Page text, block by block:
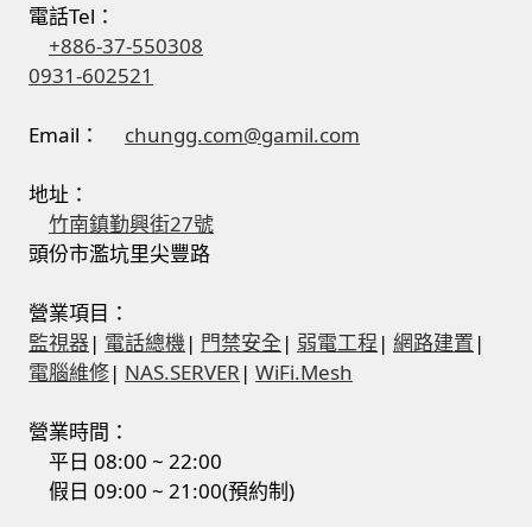
電話Tel：
+886-37-550308
0931-602521
Email： chungg.com@gamil.com
地址：
竹南鎮勤興街27號
頭份市濫坑里尖豐路
營業項目：
監視器| 電話總機 | 門禁安全 | 弱電工程 |網路建置 |
電腦維修| NAS.SERVER |WiFi.Mesh
營業時間：
平日 08:00 ~ 22:00
假日 09:00 ~ 21:00(預約制)